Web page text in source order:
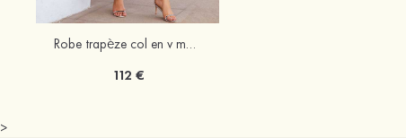
Robe trapèze col en v mousseline asymétrique robe de mère de la mariée avec veste
112 €
>